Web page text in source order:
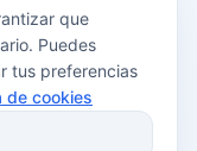
en
que
Puedes
tus preferencias
de cookies